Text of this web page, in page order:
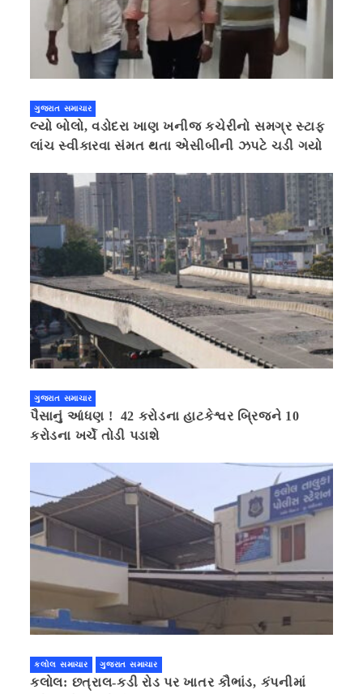
ગુજરાત સમાચાર
લ્યો બોલો, વડોદરા ખાણ ખનીજ કચેરીનો સમગ્ર સ્ટાફ
લાંચ સ્વીકારવા સંમત થતા એસીબીની ઝપટે ચડી ગયો
ગુજરાત સમાચાર
પૈસાનું આંધણ ! 42 કરોડના હાટકેશ્વર બ્રિજને 10
કરોડના ખર્ચે તોડી પડાશે
કલોલ સમાચાર ગુજરાત સમાચાર
કલોલ: છત્રાલ-કડી રોડ પર ખાતર કૌભાંડ, કંપનીમાં